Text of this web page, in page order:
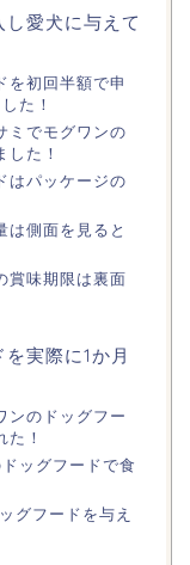
愛犬に与えて
を初回半額で申
た！
ミでモグワンの
した！
はパッケージの
は側面を見ると
賞味期限は裏面
実際に1か月
ンのドッグフー
た！
ッグフードで食
グフードを与え